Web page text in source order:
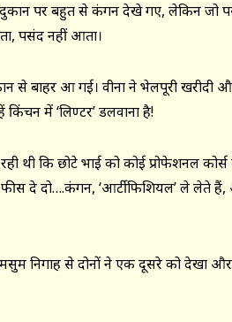
पर बहुत से कंगन देखे गए, लेकिन जो
पसंद नहीं आता।
आ गई। वीना ने भेलपूरी खरीदी और
में ‘लिण्टर’ डलवाना है!
कि छोटे भाई को कोई प्रोफेशनल कोर्स
फीस दे दो….कंगन, ‘आर्टीफिशियल’ ले लेते
से दोनों ने एक दूसरे को देखा और